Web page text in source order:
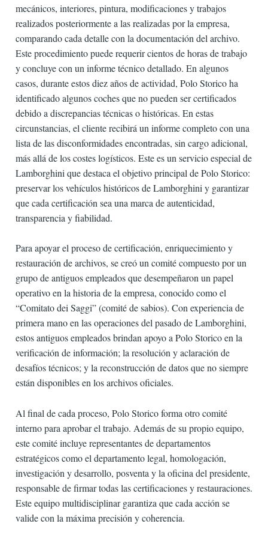
mecánicos, interiores, pintura, modificaciones y trabajos
realizados posteriormente a las realizadas por la empresa,
comparando cada detalle con la documentación del archivo.
Este procedimiento puede requerir cientos de horas de trabajo
y concluye con un informe técnico detallado. En algunos
casos, durante estos diez años de actividad, Polo Storico ha
identificado algunos coches que no pueden ser certificados
debido a discrepancias técnicas o históricas. En estas
circunstancias, el cliente recibirá un informe completo con una
lista de las disconformidades encontradas, sin cargo adicional,
más allá de los costes logísticos. Este es un servicio especial de
Lamborghini que destaca el objetivo principal de Polo Storico:
preservar los vehículos históricos de Lamborghini y garantizar
que cada certificación sea una marca de autenticidad,
transparencia y fiabilidad.
Para apoyar el proceso de certificación, enriquecimiento y
restauración de archivos, se creó un comité compuesto por un
grupo de antiguos empleados que desempeñaron un papel
operativo en la historia de la empresa, conocido como el
“Comitato dei Saggi” (comité de sabios). Con experiencia de
primera mano en las operaciones del pasado de Lamborghini,
estos antiguos empleados brindan apoyo a Polo Storico en la
verificación de información; la resolución y aclaración de
desafíos técnicos; y la reconstrucción de datos que no siempre
están disponibles en los archivos oficiales.
Al final de cada proceso, Polo Storico forma otro comité
interno para aprobar el trabajo. Además de su propio equipo,
este comité incluye representantes de departamentos
estratégicos como el departamento legal, homologación,
investigación y desarrollo, posventa y la oficina del presidente,
responsable de firmar todas las certificaciones y restauraciones.
Este equipo multidisciplinar garantiza que cada acción se
valide con la máxima precisión y coherencia.